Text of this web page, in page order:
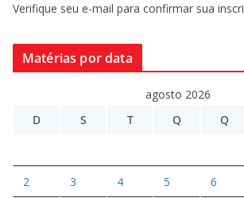
Verifique seu e-mail para confirmar sua
Matérias por data
agosto 2026
D
S T Q Q
2 3 4 5 6